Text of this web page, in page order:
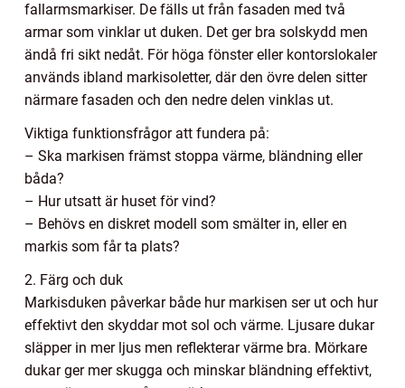
fallarmsmarkiser. De fälls ut från fasaden med två
armar som vinklar ut duken. Det ger bra solskydd men
ändå fri sikt nedåt. För höga fönster eller kontorslokaler
används ibland markisoletter, där den övre delen sitter
närmare fasaden och den nedre delen vinklas ut.
Viktiga funktionsfrågor att fundera på:
– Ska markisen främst stoppa värme, bländning eller
båda?
– Hur utsatt är huset för vind?
– Behövs en diskret modell som smälter in, eller en
markis som får ta plats?
2. Färg och duk
Markisduken påverkar både hur markisen ser ut och hur
effektivt den skyddar mot sol och värme. Ljusare dukar
släpper in mer ljus men reflekterar värme bra. Mörkare
dukar ger mer skugga och minskar bländning effektivt,